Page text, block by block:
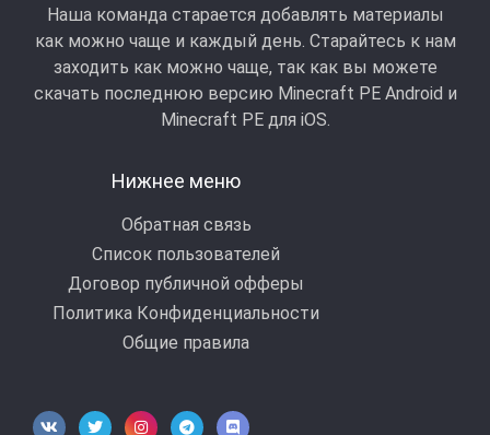
Наша команда старается добавлять материалы
как можно чаще и каждый день. Старайтесь к нам
заходить как можно чаще, так как вы можете
скачать последнюю версию Minecraft PE Android и
Minecraft РЕ для iOS.
Нижнее меню
Обратная связь
Список пользователей
Договор публичной офферы
Политика Конфиденциальности
Общие правила